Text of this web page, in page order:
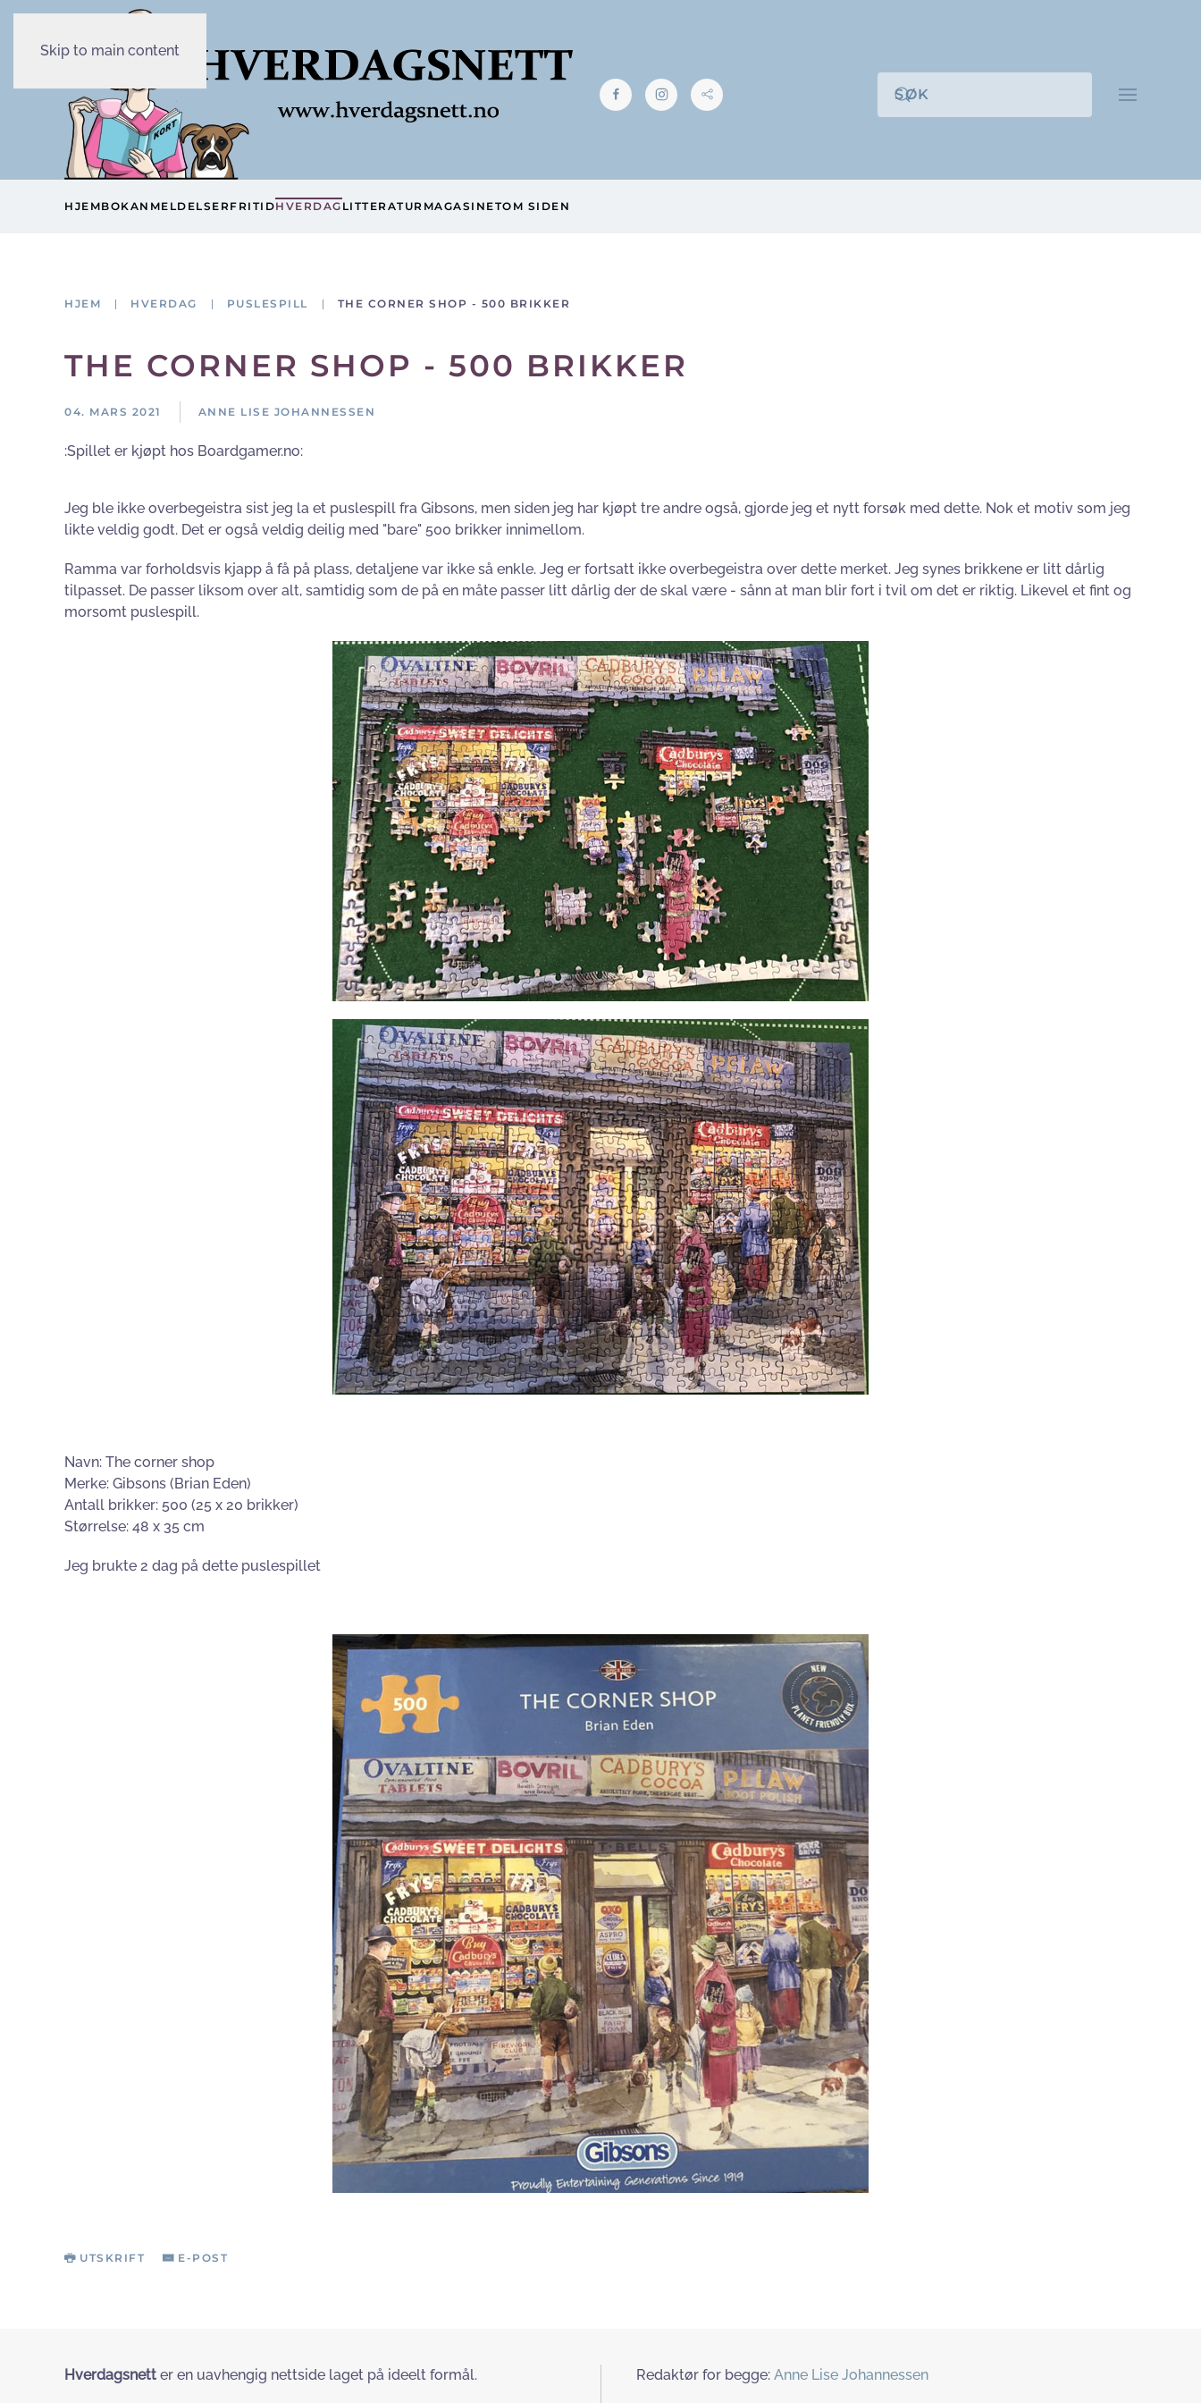
Skip to main content
HJEMBOKANMELDELSERFRITIDHVERDAG LITTERATUR MAGASINETOM SIDEN
HJEM HVERDAG PUSLESPILL THE CORNER SHOP - 500 BRIKKER
THE CORNER SHOP - 500 BRIKKER
04. MARS 2021 ANNE LISE JOHANNESSEN
:Spillet er kjøpt hos Boardgamer.no:
Jeg ble ikke overbegeistra sist jeg la et puslespill fra Gibsons, men siden jeg har kjøpt tre andre også, gjorde jeg et nytt forsøk med dette. Nok et motiv som jeg
likte veldig godt. Det er også veldig deilig med "bare" 500 brikker innimellom.
Ramma var forholdsvis kjapp å få på plass, detaljene var ikke så enkle. Jeg er fortsatt ikke overbegeistra over dette merket. Jeg synes brikkene er litt dårlig
tilpasset. De passer liksom over alt, samtidig som de på en måte passer litt dårlig der de skal være - sånn at man blir fort i tvil om det er riktig. Likevel et fint og
morsomt puslespill.
Navn: The corner shop
Merke: Gibsons (Brian Eden)
Antall brikker: 500 (25 x 20 brikker)
Størrelse: 48 x 35 cm
Jeg brukte 2 dag på dette puslespillet
UTSKRIFT E-POST
Hverdagsnett er en uavhengig nettside laget på ideelt formål. Redaktør for begge: Anne Lise Johannessen